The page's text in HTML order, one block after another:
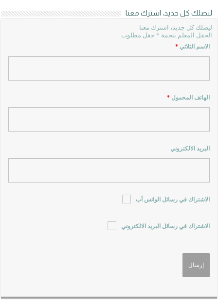
ليصلك كل جديد، اشترك معنا
ليصلك كل جديد، اشترك معنا
الحقل المعلم بنجمة * حقل مطلوب
الاسم الثلاثي*
الهاتف المحمول*
البريد الالكتروني
الاشتراك في رسائل الواتس أب
الاشتراك في رسائل البريد الالكتروني